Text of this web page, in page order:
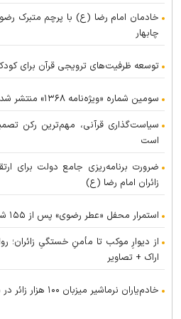
خادمان امام رضا (ع) با پرچم متبرک
چابهار
توسعه ظرفیت‌های ترویجی قرآن برای
سومین شماره «ویژه‌نامه ۱۳۶۸» منتشر شد
سیاست‌گذاری قرآنی، مهم‌ترین رکن
است
ضرورت برنامه‌ریزی جامع دولت برای
زائران امام رضا (ع)
استمرار محفل «عطر رضوی» پس از ۱۵۵ شب در خمین
از دیوارِ موکب تا مأمنِ خستگیِ زائران؛
اراک + تصاویر
خادم‌یاران نرماشیر میزبان ۱۰۰ هزار زائر در مسیر اربعین بودند